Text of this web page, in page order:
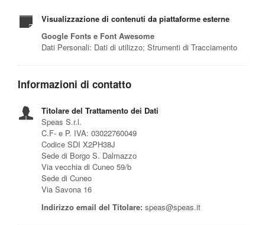
Visualizzazione di contenuti da piattaforme esterne
Google Fonts e Font Awesome
Dati Personali: Dati di utilizzo; Strumenti di Tracciamento
Informazioni di contatto
Titolare del Trattamento dei Dati
Speas S.r.l.
C.F- e P. IVA: 03022760049
Codice SDI X2PH38J
Sede di Borgo S. Dalmazzo
Via vecchia di Cuneo 59/b
Sede di Cuneo
Via Savona 16
Indirizzo email del Titolare: speas@speas.it